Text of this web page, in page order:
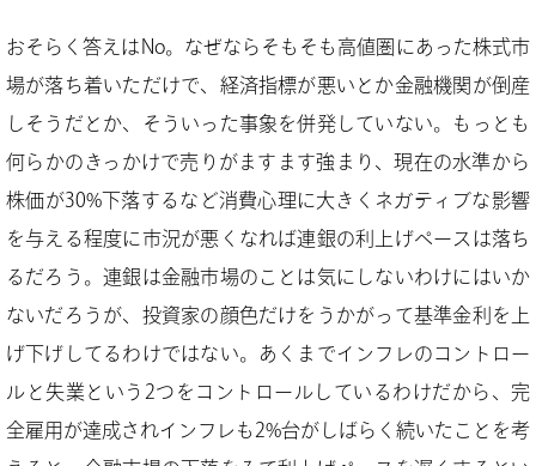
おそらく答えはNo。なぜならそもそも高値圏にあった株式市
場が落ち着いただけで、経済指標が悪いとか金融機関が倒産
しそうだとか、そういった事象を併発していない。もっとも
何らかのきっかけで売りがますます強まり、現在の水準から
株価が30%下落するなど消費心理に大きくネガティブな影響
を与える程度に市況が悪くなれば連銀の利上げペースは落ち
るだろう。連銀は金融市場のことは気にしないわけにはいか
ないだろうが、投資家の顔色だけをうかがって基準金利を上
げ下げしてるわけではない。あくまでインフレのコントロー
ルと失業という2つをコントロールしているわけだから、完
全雇用が達成されインフレも2%台がしばらく続いたことを考